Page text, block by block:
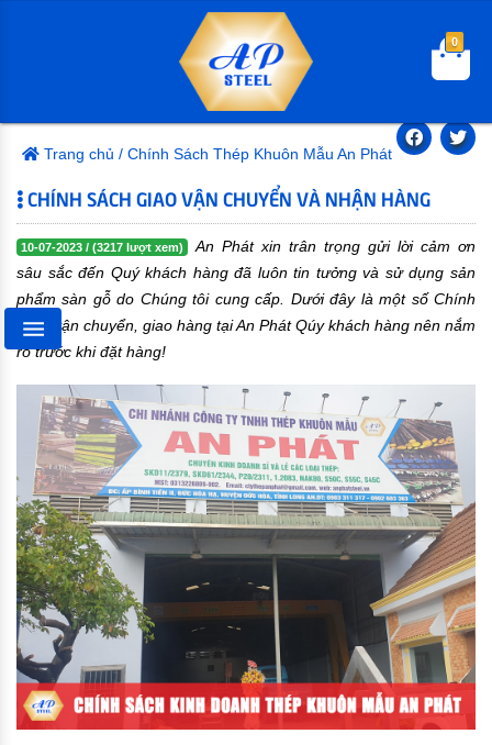
0
Trang chủ / Chính Sách Thép Khuôn Mẫu An Phát
CHÍNH SÁCH GIAO VẬN CHUYỂN VÀ NHẬN HÀNG
10-07-2023 / (3217 lượt xem)
An Phát xin trân trọng gửi lời cảm ơn
sâu sắc đến Quý khách hàng đã luôn tin tưởng và sử dụng sản
phẩm sàn gỗ do Chúng tôi cung cấp. Dưới đây là một số Chính
sách vận chuyển, giao hàng tại An Phát Qúy khách hàng nên nắm
rõ trước khi đặt hàng!
Menu